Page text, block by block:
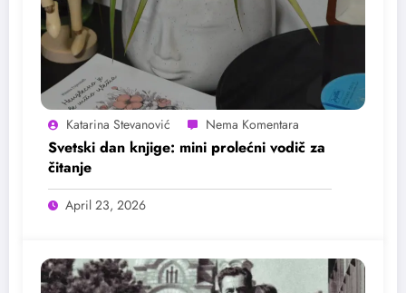
Katarina Stevanović
Svetski dan knjige: mini prolećni vodič za
čitanje
April 23, 2026